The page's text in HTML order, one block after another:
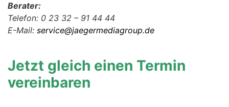
Berater:
Telefon: 0 23 32 – 91 44 44
E-Mail: service@jaegermediagroup.de
Jetzt gleich einen Termin
vereinbaren